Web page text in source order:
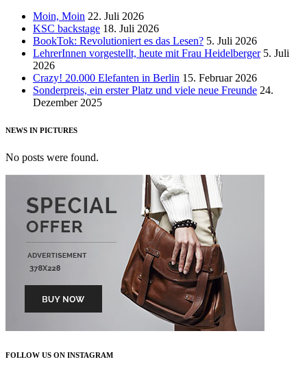
Moin, Moin 22. Juli 2026
KSC backstage 18. Juli 2026
BookTok: Revolutioniert es das Lesen? 5. Juli 2026
LehrerInnen vorgestellt, heute mit Frau Heidelberger 5. Juli
2026
Crazy! 20.000 Elefanten in Berlin 15. Februar 2026
Sonderpreis, ein erster Platz und viele neue Freunde 24.
Dezember 2025
NEWS IN PICTURES
No posts were found.
FOLLOW US ON INSTAGRAM